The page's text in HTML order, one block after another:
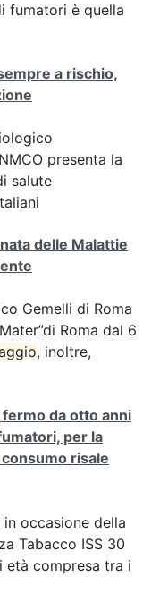
fumatori è quella
a rischio,
presenta la
salute
delle Malattie
Gemelli di Roma
Roma dal 6
, inoltre,
fermo da otto anni
per la
risale
in occasione della
Tabacco ISS 30
età compresa tra i